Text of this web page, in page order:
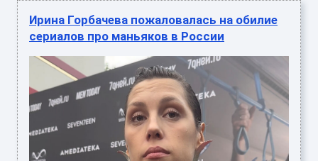
Ирина Горбачева пожаловалась на обилие
сериалов про маньяков в России